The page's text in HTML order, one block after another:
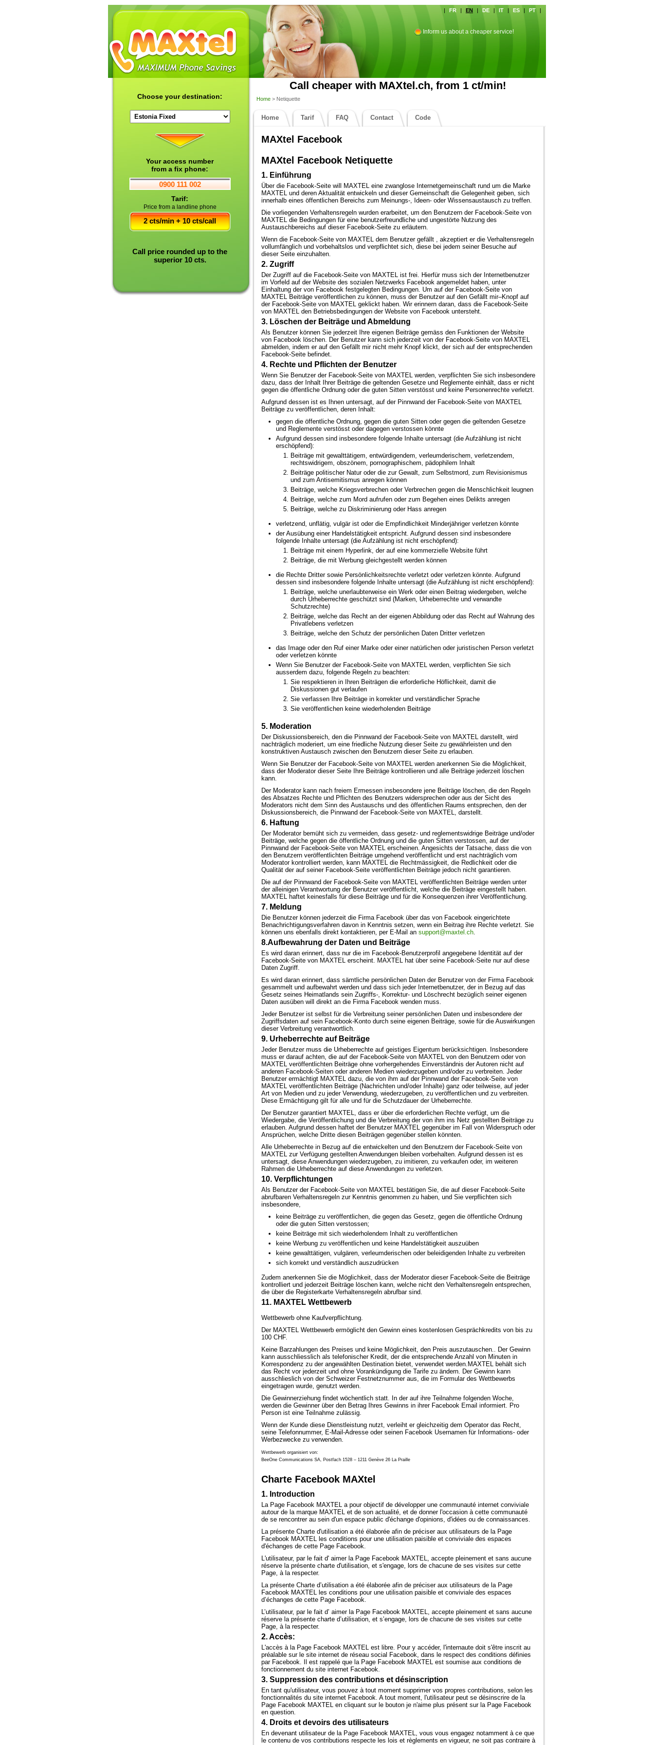
| FR | EN | DE | IT | ES | PT |
Inform us about a cheaper service!
Choose your destination:
Your access number
from a fix phone:
0900 111 002
Tarif:
Price from a landline phone
2 cts/min + 10 cts/call
Call price rounded up to the
superior 10 cts.
Call cheaper with MAXtel.ch, from 1 ct/min!
Home > Netiquette
Home Tarif FAQ Contact Code
MAXtel Facebook
MAXtel Facebook Netiquette
1. Einführung
Über die Facebook-Seite will MAXTEL eine zwanglose Internetgemeinschaft rund um die Marke
MAXTEL und deren Aktualität entwickeln und dieser Gemeinschaft die Gelegenheit geben, sich
innerhalb eines öffentlichen Bereichs zum Meinungs-, Ideen- oder Wissensaustausch zu treffen.
Die vorliegenden Verhaltensregeln wurden erarbeitet, um den Benutzern der Facebook-Seite von
MAXTEL die Bedingungen für eine benutzerfreundliche und ungestörte Nutzung des
Austauschbereichs auf dieser Facebook-Seite zu erläutern.
Wenn die Facebook-Seite von MAXTEL dem Benutzer gefällt , akzeptiert er die Verhaltensregeln
vollumfänglich und vorbehaltslos und verpflichtet sich, diese bei jedem seiner Besuche auf
dieser Seite einzuhalten.
2. Zugriff
Der Zugriff auf die Facebook-Seite von MAXTEL ist frei. Hierfür muss sich der Internetbenutzer
im Vorfeld auf der Website des sozialen Netzwerks Facebook angemeldet haben, unter
Einhaltung der von Facebook festgelegten Bedingungen. Um auf der Facebook-Seite von
MAXTEL Beiträge veröffentlichen zu können, muss der Benutzer auf den Gefällt mir–Knopf auf
der Facebook-Seite von MAXTEL geklickt haben. Wir erinnern daran, dass die Facebook-Seite
von MAXTEL den Betriebsbedingungen der Website von Facebook untersteht.
3. Löschen der Beiträge und Abmeldung
Als Benutzer können Sie jederzeit Ihre eigenen Beiträge gemäss den Funktionen der Website
von Facebook löschen. Der Benutzer kann sich jederzeit von der Facebook-Seite von MAXTEL
abmelden, indem er auf den Gefällt mir nicht mehr Knopf klickt, der sich auf der entsprechenden
Facebook-Seite befindet.
4. Rechte und Pflichten der Benutzer
Wenn Sie Benutzer der Facebook-Seite von MAXTEL werden, verpflichten Sie sich insbesondere
dazu, dass der Inhalt Ihrer Beiträge die geltenden Gesetze und Reglemente einhält, dass er nicht
gegen die öffentliche Ordnung oder die guten Sitten verstösst und keine Personenrechte verletzt.
Aufgrund dessen ist es Ihnen untersagt, auf der Pinnwand der Facebook-Seite von MAXTEL
Beiträge zu veröffentlichen, deren Inhalt:
gegen die öffentliche Ordnung, gegen die guten Sitten oder gegen die geltenden Gesetze
und Reglemente verstösst oder dagegen verstossen könnte
Aufgrund dessen sind insbesondere folgende Inhalte untersagt (die Aufzählung ist nicht
erschöpfend):
Beiträge mit gewalttätigem, entwürdigendem, verleumderischem, verletzendem,
rechtswidrigem, obszönem, pornographischem, pädophilem Inhalt
Beiträge politischer Natur oder die zur Gewalt, zum Selbstmord, zum Revisionismus
und zum Antisemitismus anregen können
Beiträge, welche Kriegsverbrechen oder Verbrechen gegen die Menschlichkeit leugnen
Beiträge, welche zum Mord aufrufen oder zum Begehen eines Delikts anregen
Beiträge, welche zu Diskriminierung oder Hass anregen
verletzend, unflätig, vulgär ist oder die Empfindlichkeit Minderjähriger verletzen könnte
der Ausübung einer Handelstätigkeit entspricht. Aufgrund dessen sind insbesondere
folgende Inhalte untersagt (die Aufzählung ist nicht erschöpfend):
Beiträge mit einem Hyperlink, der auf eine kommerzielle Website führt
Beiträge, die mit Werbung gleichgestellt werden können
die Rechte Dritter sowie Persönlichkeitsrechte verletzt oder verletzen könnte. Aufgrund
dessen sind insbesondere folgende Inhalte untersagt (die Aufzählung ist nicht erschöpfend):
Beiträge, welche unerlaubterweise ein Werk oder einen Beitrag wiedergeben, welche
durch Urheberrechte geschützt sind (Marken, Urheberrechte und verwandte
Schutzrechte)
Beiträge, welche das Recht an der eigenen Abbildung oder das Recht auf Wahrung des
Privatlebens verletzen
Beiträge, welche den Schutz der persönlichen Daten Dritter verletzen
das Image oder den Ruf einer Marke oder einer natürlichen oder juristischen Person verletzt
oder verletzen könnte
Wenn Sie Benutzer der Facebook-Seite von MAXTEL werden, verpflichten Sie sich
ausserdem dazu, folgende Regeln zu beachten:
Sie respektieren in Ihren Beiträgen die erforderliche Höflichkeit, damit die
Diskussionen gut verlaufen
Sie verfassen Ihre Beiträge in korrekter und verständlicher Sprache
Sie veröffentlichen keine wiederholenden Beiträge
5. Moderation
Der Diskussionsbereich, den die Pinnwand der Facebook-Seite von MAXTEL darstellt, wird
nachträglich moderiert, um eine friedliche Nutzung dieser Seite zu gewährleisten und den
konstruktiven Austausch zwischen den Benutzern dieser Seite zu erlauben.
Wenn Sie Benutzer der Facebook-Seite von MAXTEL werden anerkennen Sie die Möglichkeit,
dass der Moderator dieser Seite Ihre Beiträge kontrollieren und alle Beiträge jederzeit löschen
kann.
Der Moderator kann nach freiem Ermessen insbesondere jene Beiträge löschen, die den Regeln
des Absatzes Rechte und Pflichten des Benutzers widersprechen oder aus der Sicht des
Moderators nicht dem Sinn des Austauschs und des öffentlichen Raums entsprechen, den der
Diskussionsbereich, die Pinnwand der Facebook-Seite von MAXTEL, darstellt.
6. Haftung
Der Moderator bemüht sich zu vermeiden, dass gesetz- und reglementswidrige Beiträge und/oder
Beiträge, welche gegen die öffentliche Ordnung und die guten Sitten verstossen, auf der
Pinnwand der Facebook-Seite von MAXTEL erscheinen. Angesichts der Tatsache, dass die von
den Benutzern veröffentlichten Beiträge umgehend veröffentlicht und erst nachträglich vom
Moderator kontrolliert werden, kann MAXTEL die Rechtmässigkeit, die Redlichkeit oder die
Qualität der auf seiner Facebook-Seite veröffentlichten Beiträge jedoch nicht garantieren.
Die auf der Pinnwand der Facebook-Seite von MAXTEL veröffentlichten Beiträge werden unter
der alleinigen Verantwortung der Benutzer veröffentlicht, welche die Beiträge eingestellt haben.
MAXTEL haftet keinesfalls für diese Beiträge und für die Konsequenzen ihrer Veröffentlichung.
7. Meldung
Die Benutzer können jederzeit die Firma Facebook über das von Facebook eingerichtete
Benachrichtigungsverfahren davon in Kenntnis setzen, wenn ein Beitrag ihre Rechte verletzt. Sie
können uns ebenfalls direkt kontaktieren, per E-Mail an support@maxtel.ch.
8.Aufbewahrung der Daten und Beiträge
Es wird daran erinnert, dass nur die im Facebook-Benutzerprofil angegebene Identität auf der
Facebook-Seite von MAXTEL erscheint. MAXTEL hat über seine Facebook-Seite nur auf diese
Daten Zugriff.
Es wird daran erinnert, dass sämtliche persönlichen Daten der Benutzer von der Firma Facebook
gesammelt und aufbewahrt werden und dass sich jeder Internetbenutzer, der in Bezug auf das
Gesetz seines Heimatlands sein Zugriffs-, Korrektur- und Löschrecht bezüglich seiner eigenen
Daten ausüben will direkt an die Firma Facebook wenden muss.
Jeder Benutzer ist selbst für die Verbreitung seiner persönlichen Daten und insbesondere der
Zugriffsdaten auf sein Facebook-Konto durch seine eigenen Beiträge, sowie für die Auswirkungen
dieser Verbreitung verantwortlich.
9. Urheberrechte auf Beiträge
Jeder Benutzer muss die Urheberrechte auf geistiges Eigentum berücksichtigen. Insbesondere
muss er darauf achten, die auf der Facebook-Seite von MAXTEL von den Benutzern oder von
MAXTEL veröffentlichten Beiträge ohne vorhergehendes Einverständnis der Autoren nicht auf
anderen Facebook-Seiten oder anderen Medien wiederzugeben und/oder zu verbreiten. Jeder
Benutzer ermächtigt MAXTEL dazu, die von ihm auf der Pinnwand der Facebook-Seite von
MAXTEL veröffentlichten Beiträge (Nachrichten und/oder Inhalte) ganz oder teilweise, auf jeder
Art von Medien und zu jeder Verwendung, wiederzugeben, zu veröffentlichen und zu verbreiten.
Diese Ermächtigung gilt für alle und für die Schutzdauer der Urheberrechte.
Der Benutzer garantiert MAXTEL, dass er über die erforderlichen Rechte verfügt, um die
Wiedergabe, die Veröffentlichung und die Verbreitung der von ihm ins Netz gestellten Beiträge zu
erlauben. Aufgrund dessen haftet der Benutzer MAXTEL gegenüber im Fall von Widerspruch oder
Ansprüchen, welche Dritte diesen Beiträgen gegenüber stellen könnten.
Alle Urheberrechte in Bezug auf die entwickelten und den Benutzern der Facebook-Seite von
MAXTEL zur Verfügung gestellten Anwendungen bleiben vorbehalten. Aufgrund dessen ist es
untersagt, diese Anwendungen wiederzugeben, zu imitieren, zu verkaufen oder, im weiteren
Rahmen die Urheberrechte auf diese Anwendungen zu verletzen.
10. Verpflichtungen
Als Benutzer der Facebook-Seite von MAXTEL bestätigen Sie, die auf dieser Facebook-Seite
abrufbaren Verhaltensregeln zur Kenntnis genommen zu haben, und Sie verpflichten sich
insbesondere,
keine Beiträge zu veröffentlichen, die gegen das Gesetz, gegen die öffentliche Ordnung
oder die guten Sitten verstossen;
keine Beiträge mit sich wiederholendem Inhalt zu veröffentlichen
keine Werbung zu veröffentlichen und keine Handelstätigkeit auszuüben
keine gewalttätigen, vulgären, verleumderischen oder beleidigenden Inhalte zu verbreiten
sich korrekt und verständlich auszudrücken
Zudem anerkennen Sie die Möglichkeit, dass der Moderator dieser Facebook-Seite die Beiträge
kontrolliert und jederzeit Beiträge löschen kann, welche nicht den Verhaltensregeln entsprechen,
die über die Registerkarte Verhaltensregeln abrufbar sind.
11. MAXTEL Wettbewerb
Wettbewerb ohne Kaufverpflichtung.
Der MAXTEL Wettbewerb ermöglicht den Gewinn eines kostenlosen Gesprächkredits von bis zu
100 CHF.
Keine Barzahlungen des Preises und keine Möglichkeit, den Preis auszutauschen.. Der Gewinn
kann ausschliesslich als telefonischer Kredit, der die entsprechende Anzahl von Minuten in
Korrespondenz zu der angewählten Destination bietet, verwendet werden.MAXTEL behält sich
das Recht vor jederzeit und ohne Vorankündigung die Tarife zu ändern. Der Gewinn kann
ausschlieslich von der Schweizer Festnetznummer aus, die im Formular des Wettbewerbs
eingetragen wurde, genutzt werden.
Die Gewinnerziehung findet wöchentlich statt. In der auf ihre Teilnahme folgenden Woche,
werden die Gewinner über den Betrag Ihres Gewinns in ihrer Facebook Email informiert. Pro
Person ist eine Teilnahme zulässig.
Wenn der Kunde diese Dienstleistung nutzt, verleiht er gleichzeitig dem Operator das Recht,
seine Telefonnummer, E-Mail-Adresse oder seinen Facebook Usernamen für Informations- oder
Werbezwecke zu verwenden.
Wettbewerb organisiert von:
BeeOne Communications SA, Postfach 1528 – 1211 Genève 26 La Praille
Charte Facebook MAXtel
1. Introduction
La Page Facebook MAXTEL a pour objectif de développer une communauté internet conviviale
autour de la marque MAXTEL et de son actualité, et de donner l'occasion à cette communauté
de se rencontrer au sein d'un espace public d'échange d'opinions, d'idées ou de connaissances.
La présente Charte d'utilisation a été élaborée afin de préciser aux utilisateurs de la Page
Facebook MAXTEL les conditions pour une utilisation paisible et conviviale des espaces
d'échanges de cette Page Facebook.
L'utilisateur, par le fait d' aimer la Page Facebook MAXTEL, accepte pleinement et sans aucune
réserve la présente charte d'utilisation, et s'engage, lors de chacune de ses visites sur cette
Page, à la respecter.
La présente Charte d’utilisation a été élaborée afin de préciser aux utilisateurs de la Page
Facebook MAXTEL les conditions pour une utilisation paisible et conviviale des espaces
d’échanges de cette Page Facebook.
L’utilisateur, par le fait d’ aimer la Page Facebook MAXTEL, accepte pleinement et sans aucune
réserve la présente charte d’utilisation, et s’engage, lors de chacune de ses visites sur cette
Page, à la respecter.
2. Accès:
L'accès à la Page Facebook MAXTEL est libre. Pour y accéder, l'internaute doit s'être inscrit au
préalable sur le site internet de réseau social Facebook, dans le respect des conditions définies
par Facebook. Il est rappelé que la Page Facebook MAXTEL est soumise aux conditions de
fonctionnement du site internet Facebook.
3. Suppression des contributions et désinscription
En tant qu'utilisateur, vous pouvez à tout moment supprimer vos propres contributions, selon les
fonctionnalités du site internet Facebook. A tout moment, l'utilisateur peut se désinscrire de la
Page Facebook MAXTEL en cliquant sur le bouton je n'aime plus présent sur la Page Facebook
en question.
4. Droits et devoirs des utilisateurs
En devenant utilisateur de la Page Facebook MAXTEL, vous vous engagez notamment à ce que
le contenu de vos contributions respecte les lois et règlements en vigueur, ne soit pas contraire à